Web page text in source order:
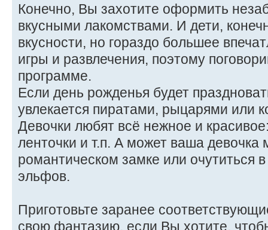
Конечно, Вы захотите оформить
вкусными лакомствами. И дети,
вкусности, но гораздо большее
игры и развлечения, поэтому
программе.
Если день рожденья будет
увлекается пиратами, рыцарями или
Девочки любят всё нежное и
ленточки и т.п. А может ваша
романтическом замке или очутиться
эльфов.
Приготовьте заранее
свою фантазию, если Вы хотите,